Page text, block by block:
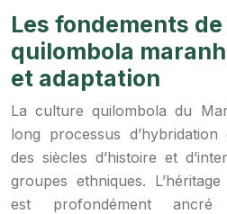
Les fondements
quilombola
et adaptation
La culture quilombola du
long processus
des siècles d’histoire et
groupes ethniques.
est profondément